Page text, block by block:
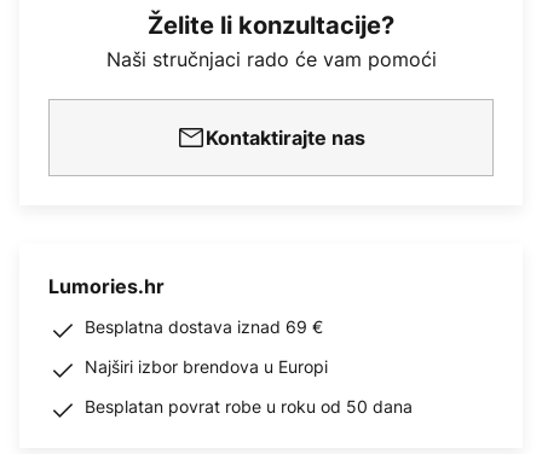
Želite li konzultacije?
Naši stručnjaci rado će vam pomoći
Kontaktirajte nas
Lumories.hr
Besplatna dostava iznad 69 €
Najširi izbor brendova u Europi
Besplatan povrat robe u roku od 50 dana